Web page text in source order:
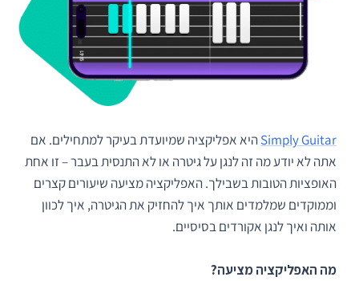
Simply Guitarהיא אפליקציה שמיועדת בעיקר למתחילים. אם
אתה לא יודע מה זה לנגן על גיטרה או לא התנסית בעבר – זו אחת
האופציות הטובות בשבילך. האפליקציה מציעה שיעורים קצרים
וממוקדים שמלמדים אותך איך להחזיק את הגיטרה, איך לכוון
אותה ואיך לנגן אקורדים בסיסיים.
מה האפליקציה מציעה?